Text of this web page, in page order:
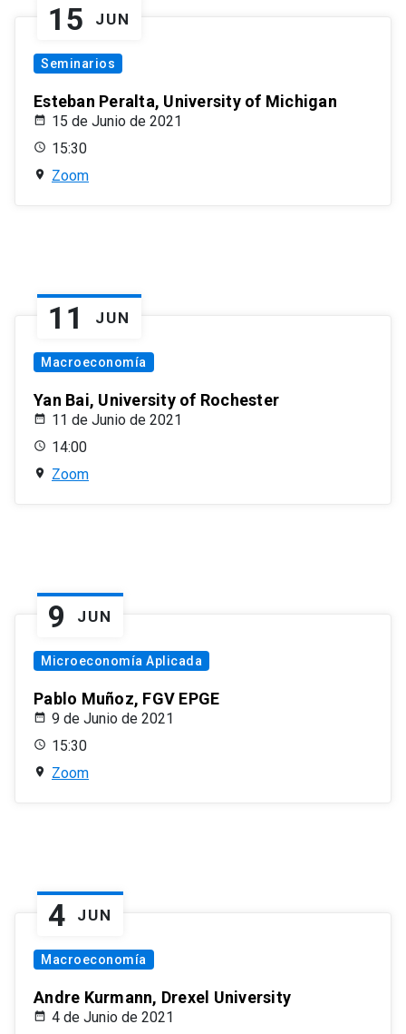
15 JUN
Seminarios
Esteban Peralta, University of Michigan
15 de Junio de 2021
15:30
Zoom
11 JUN
Macroeconomía
Yan Bai, University of Rochester
11 de Junio de 2021
14:00
Zoom
9 JUN
Microeconomía Aplicada
Pablo Muñoz, FGV EPGE
9 de Junio de 2021
15:30
Zoom
4 JUN
Macroeconomía
Andre Kurmann, Drexel University
4 de Junio de 2021